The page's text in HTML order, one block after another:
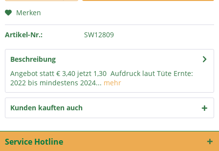
Merken
Artikel-Nr.: SW12809
Beschreibung
Angebot statt € 3,40 jetzt 1,30 Aufdruck laut Tüte Ernte:
2022 bis mindestens 2024... mehr
Kunden kauften auch
Service Hotline